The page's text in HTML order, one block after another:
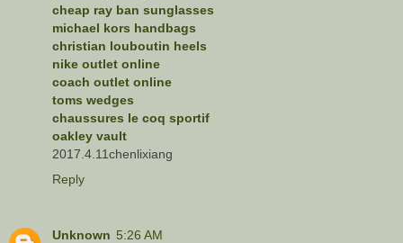
cheap ray ban sunglasses
michael kors handbags
christian louboutin heels
nike outlet online
coach outlet online
toms wedges
chaussures le coq sportif
oakley vault
2017.4.11chenlixiang
Reply
Unknown 5:26 AM